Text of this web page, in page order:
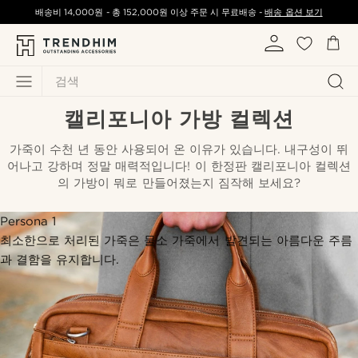
검색
배송비14,000원 - 총 152,000원 이상 주문 시 무료배송 -배송 옵션 보기
캘리포니아 가방 컬렉션
가죽이 수천 년 동안 사용되어 온 이유가 있습니다. 내구성이 뛰
어나고 강하며 정말 매력적입니다! 이 한정판 캘리포니아 컬렉션
의 가방이 뭐로 만들어졌는지 짐작해 보세요?
Persona 1
최소한으로 처리된 가죽은 물소 가죽에서 발견되는 아름다운 주름
과 결함을 유지합니다.